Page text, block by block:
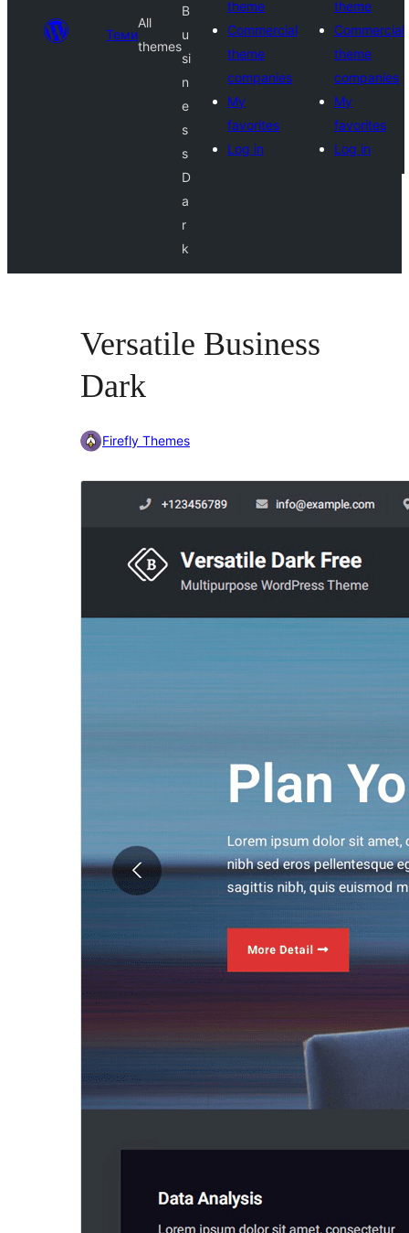
Теми
All
themes
B
u
si
n
e
s
s
D
a
r
k
theme
Commercial
theme
companies
My
favorites
Log in
theme
Commercial
theme
companies
My
favorites
Log in
Versatile Business
Dark
Firefly Themes